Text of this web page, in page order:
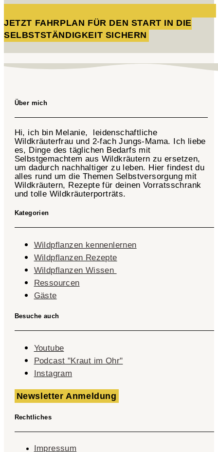
JETZT FAHRPLAN FÜR DEN START IN DIE
SELBSTSTÄNDIGKEIT SICHERN
Über mich
Hi, ich bin Melanie, leidenschaftliche
Wildkräuterfrau und 2-fachJungs-Mama. Ich liebe
es, Dinge des täglichen Bedarfs mit
Selbstgemachtem aus Wildkräutern zu ersetzen,
um dadurch nachhaltiger zu leben. Hier findest du
alles rund um die Themen Selbstversorgung mit
Wildkräutern, Rezepte für deinen Vorratsschrank
und tolle Wildkräuterporträts.
Kategorien
Wildpflanzen kennenlernen
Wildpflanzen Rezepte
Wildpflanzen Wissen ​
Ressourcen
Gäste
Besuche auch
Youtube
Podcast "Kraut im Ohr"
Instagram
Newsletter Anmeldung
Rechtliches
Impressum